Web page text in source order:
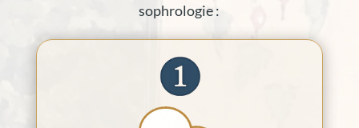
sophrologie :